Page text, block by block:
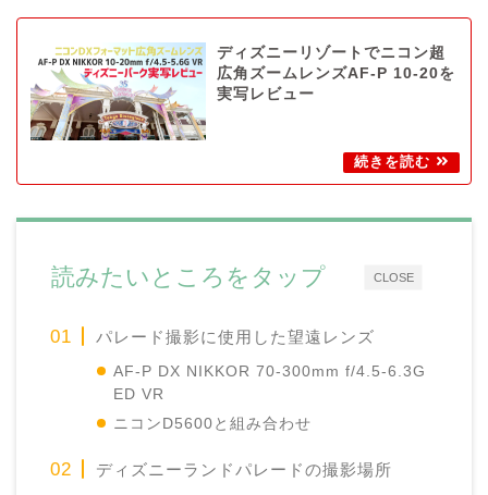
ディズニーリゾートでニコン超
広角ズームレンズAF-P 10-20を
実写レビュー
CLOSE
読みたいところをタップ
パレード撮影に使用した望遠レンズ
AF-P DX NIKKOR 70-300mm f/4.5-6.3G
ED VR
ニコンD5600と組み合わせ
ディズニーランドパレードの撮影場所